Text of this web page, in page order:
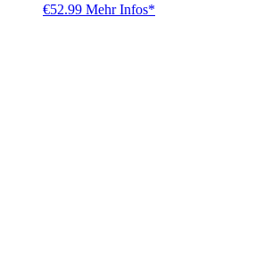
€52.99 Mehr Infos*